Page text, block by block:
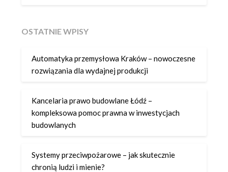
OSTATNIE WPISY
Automatyka przemysłowa Kraków – nowoczesne
rozwiązania dla wydajnej produkcji
Kancelaria prawo budowlane Łódź –
kompleksowa pomoc prawna w inwestycjach
budowlanych
Systemy przeciwpożarowe – jak skutecznie
chronią ludzi i mienie?